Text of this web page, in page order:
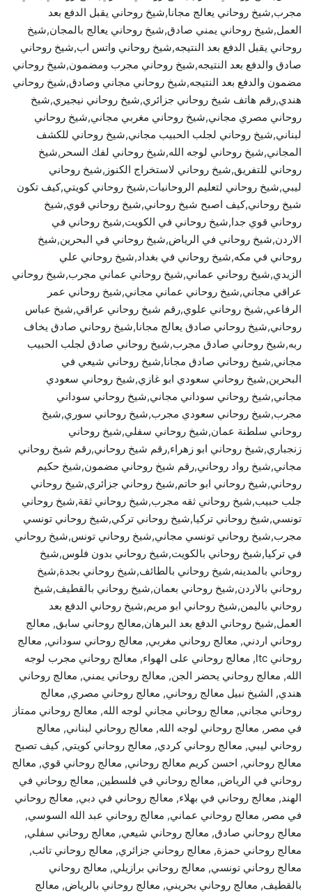
مجرب,شيخ روحاني يعالج مجانا,شيخ روحاني يقبل الدفع بعد
العمل,شيخ روحاني يمني صادق,شيخ روحاني يعالج بالمجان,شيخ
روحاني يقبل الدفع بعد النتيجه,شيخ روحاني واتس اب,شيخ روحاني
صادق والدفع بعد النتيجه,شيخ روحاني مجرب ومضمون,شيخ روحاني
مضمون والدفع بعد النتيجه,شيخ روحاني مجاني وصادق,شيخ روحاني
هندي,رقم هاتف شيخ روحاني جزائري,شيخ روحاني نيجيري,شيخ
روحاني مصري مجاني,شيخ روحاني مغربي مجاني,شيخ روحاني
لبناني,شيخ روحاني لجلب الحبيب مجاني,شيخ روحاني للكشف
المجاني,شيخ روحاني لوجه الله,شيخ روحاني لفك السحر,شيخ
روحاني للتفريق,شيخ روحاني لاستخراج الكنوز,شيخ روحاني
ليبي,شيخ روحاني لتعليم الروحانيات,شيخ روحاني كويتي,كيف تكون
شيخ روحاني,كيف اصبح شيخ روحاني,شيخ روحاني قوي,شيخ
روحاني قوي جدا,شيخ روحاني في الكويت,شيخ روحاني في
الاردن,شيخ روحاني في الرياض,شيخ روحاني في البحرين,شيخ
روحاني في مكه,شيخ روحاني في بغداد,شيخ روحاني علي
الزيدي,شيخ روحاني عماني,شيخ روحاني عماني مجرب,شيخ روحاني
عراقي مجاني,شيخ روحاني عماني مجاني,شيخ روحاني عمر
الرفاعي,شيخ روحاني علوي,رقم شيخ روحاني عراقي,شيخ عباس
روحاني,شيخ روحاني صادق يعالج مجانا,شيخ روحاني صادق يخاف
ربه,شيخ روحاني صادق مجرب,شيخ روحاني صادق لجلب الحبيب
مجاني,شيخ روحاني صادق مجانا,شيخ روحاني شيعي في
البحرين,شيخ روحاني سعودي ابو غازي,شيخ روحاني سعودي
مجاني,شيخ روحاني سوداني مجاني,شيخ روحاني سوداني
مجرب,شيخ روحاني سعودي مجرب,شيخ روحاني سوري,شيخ
روحاني سلطنة عمان,شيخ روحاني سفلي,شيخ روحاني
زنجباري,شيخ روحاني ابو زهراء,رقم شيخ روحاني,رقم شيخ روحاني
مجاني,شيخ رواد روحاني,رقم شيخ روحاني مضمون,شيخ حكيم
روحاني,شيخ روحاني ابو حاتم,شيخ روحاني جزائري,شيخ روحاني
جلب حبيب,شيخ روحاني ثقه مجرب,شيخ روحاني ثقة,شيخ روحاني
تونسي,شيخ روحاني تركيا,شيخ روحاني تركي,شيخ روحاني تونسي
مجرب,شيخ روحاني تونسي مجاني,شيخ روحاني تونس,شيخ روحاني
في تركيا,شيخ روحاني بالكويت,شيخ روحاني بدون فلوس,شيخ
روحاني بالمدينه,شيخ روحاني بالطائف,شيخ روحاني بجدة,شيخ
روحاني بالاردن,شيخ روحاني بعمان,شيخ روحاني بالقطيف,شيخ
روحاني باليمن,شيخ روحاني ابو مريم,شيخ روحاني الدفع بعد
العمل,شيخ روحاني الدفع بعد البرهان,معالج روحاني سابق, معالج
روحاني اردني, معالج روحاني مغربي, معالج روحاني سوداني, معالج
روحاني ltc, معالج روحاني على الهواء, معالج روحاني مجرب لوجه
الله, معالج روحاني يحضر الجن, معالج روحاني يمني, معالج روحاني
هندي, الشيخ نبيل معالج روحاني, معالج روحاني مصري, معالج
روحاني مجاني, معالج روحاني مجاني لوجه الله, معالج روحاني ممتاز
في مصر, معالج روحاني لوجه الله, معالج روحاني لبناني, معالج
روحاني ليبي, معالج روحاني كردي, معالج روحاني كويتي, كيف تصبح
معالج روحاني, احسن كريم معالج روحاني, معالج روحاني قوي, معالج
روحاني في الرياض, معالج روحاني في فلسطين, معالج روحاني في
الهند, معالج روحاني في بهلاء, معالج روحاني في دبي, معالج روحاني
في مصر, معالج روحاني عماني, معالج روحاني عبد الله السوسي,
معالج روحاني صادق, معالج روحاني شيعي, معالج روحاني سفلي,
معالج روحاني حمزة, معالج روحاني جزائري, معالج روحاني تائب,
معالج روحاني تونسي, معالج روحاني برازيلي, معالج روحاني
بالقطيف, معالج روحاني بحريني, معالج روحاني بالرياض, معالج